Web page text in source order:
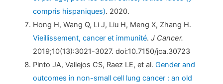
compris hispaniques). 2020.
Hong H, Wang Q, Li J, Liu H, Meng X, Zhang H.
Vieillissement, cancer et immunité.J Cancer.
2019;10(13):3021-3027. doi:10.7150/jca.30723
Pinto JA, Vallejos CS, Raez LE, et al.Gender and
outcomes in non-small cell lung cancer : an old